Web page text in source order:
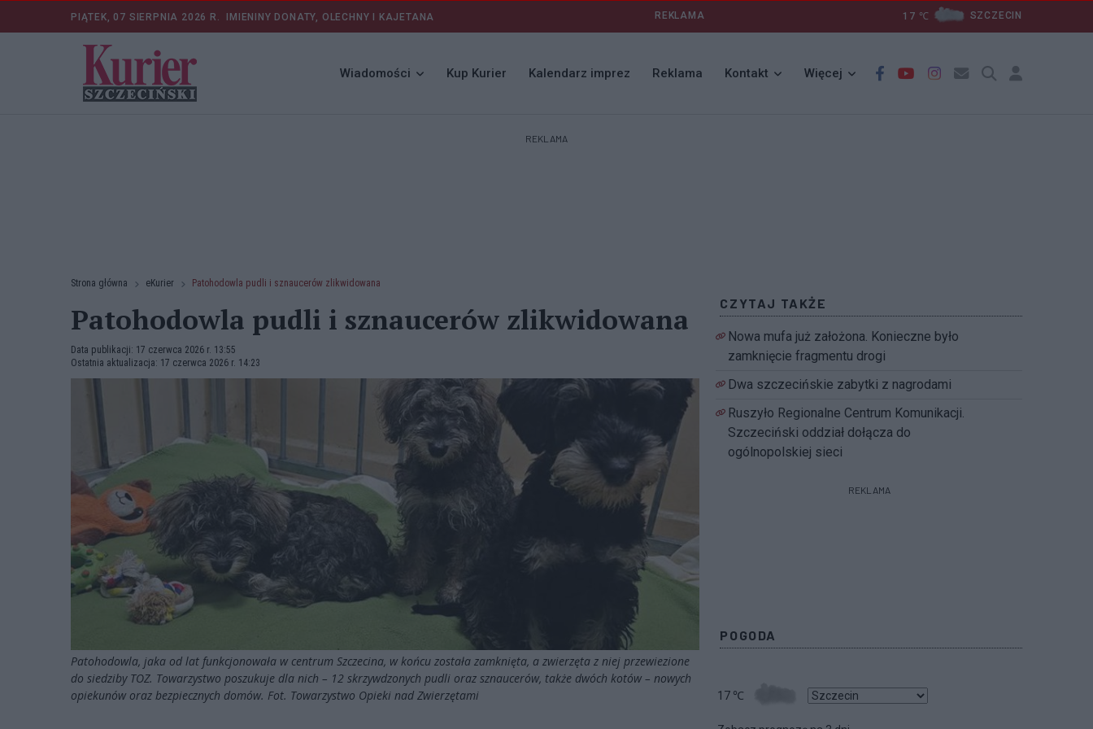
PIĄTEK, 07 SIERPNIA 2026 R. IMIENINY DONATY, OLECHNY I KAJETANA REKLAMA 17 ℃ SZCZECIN
Wiadomości Kup Kurier Kalendarz imprez Reklama Kontakt Więcej
REKLAMA
Strona główna eKurier Patohodowla pudli i sznaucerów zlikwidowana
Patohodowla pudli i sznaucerów zlikwidowana
Data publikacji: 17 czerwca 2026 r. 13:55
Ostatnia aktualizacja: 17 czerwca 2026 r. 14:23
Patohodowla, jaka od lat funkcjonowała w centrum Szczecina, w końcu została zamknięta, a zwierzęta z niej przewiezione
do siedziby TOZ. Towarzystwo poszukuje dla nich – 12 skrzywdzonych pudli oraz sznaucerów, także dwóch kotów – nowych
opiekunów oraz bezpiecznych domów. Fot. Towarzystwo Opieki nad Zwierzętami
CZYTAJ TAKŻE
Nowa mufa już założona. Konieczne było
zamknięcie fragmentu drogi
Dwa szczecińskie zabytki z nagrodami
Ruszyło Regionalne Centrum Komunikacji.
Szczeciński oddział dołącza do
ogólnopolskiej sieci
REKLAMA
POGODA
17 ℃